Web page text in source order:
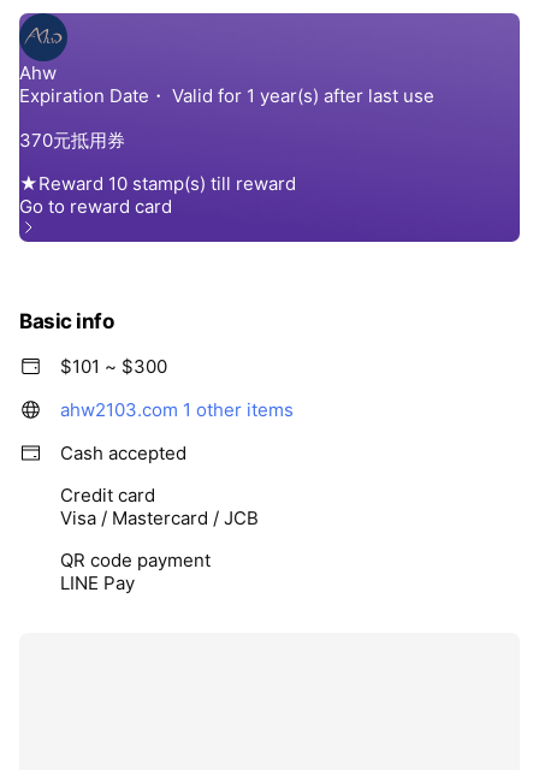
Basic info
$101 ~ $300
ahw2103.com 1 other items
Cash accepted
Credit card
Visa / Mastercard / JCB
QR code payment
LINE Pay